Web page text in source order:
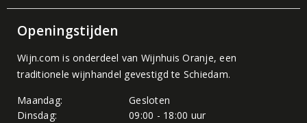
Openingstijden
Wijn.com is onderdeel van Wijnhuis Oranje, een
traditionele wijnhandel gevestigd te Schiedam.
Maandag:
Gesloten
Dinsdag:
09:00 - 18:00 uur